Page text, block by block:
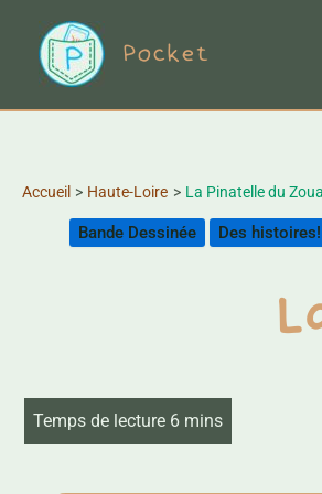
Pocket
Accueil Haute-Loire La Pinatelle du
Bande Dessinée Des histoires!